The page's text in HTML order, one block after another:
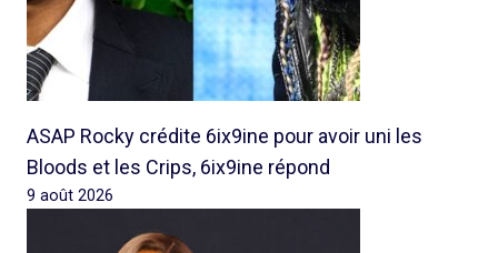
ASAP Rocky crédite 6ix9ine pour avoir uni les
Bloods et les Crips, 6ix9ine répond
9 août 2026